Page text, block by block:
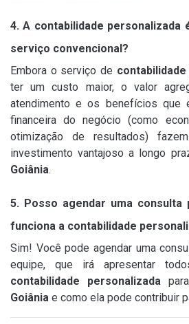
4. A contabilidade personalizada
serviço convencional?
Embora o serviço de
ter um custo maior, o valor
atendimento e os benefícios que
financeira do negócio (como
otimização de resultados)
investimento vantajoso a longo
Goiânia.
5. Posso agendar uma consulta
funciona a contabilidade
Sim! Você pode agendar uma
equipe, que irá apresentar
contabilidade personalizada
Goiânia e como ela pode contribuir